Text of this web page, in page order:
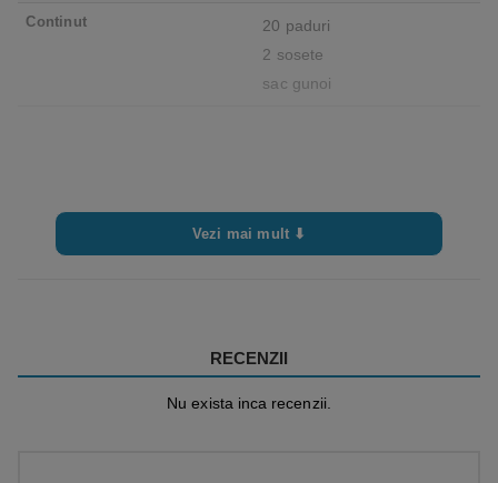
Continut
20 paduri
2 sosete
sac gunoi
Vezi mai mult ⬇
RECENZII
Nu exista inca recenzii.